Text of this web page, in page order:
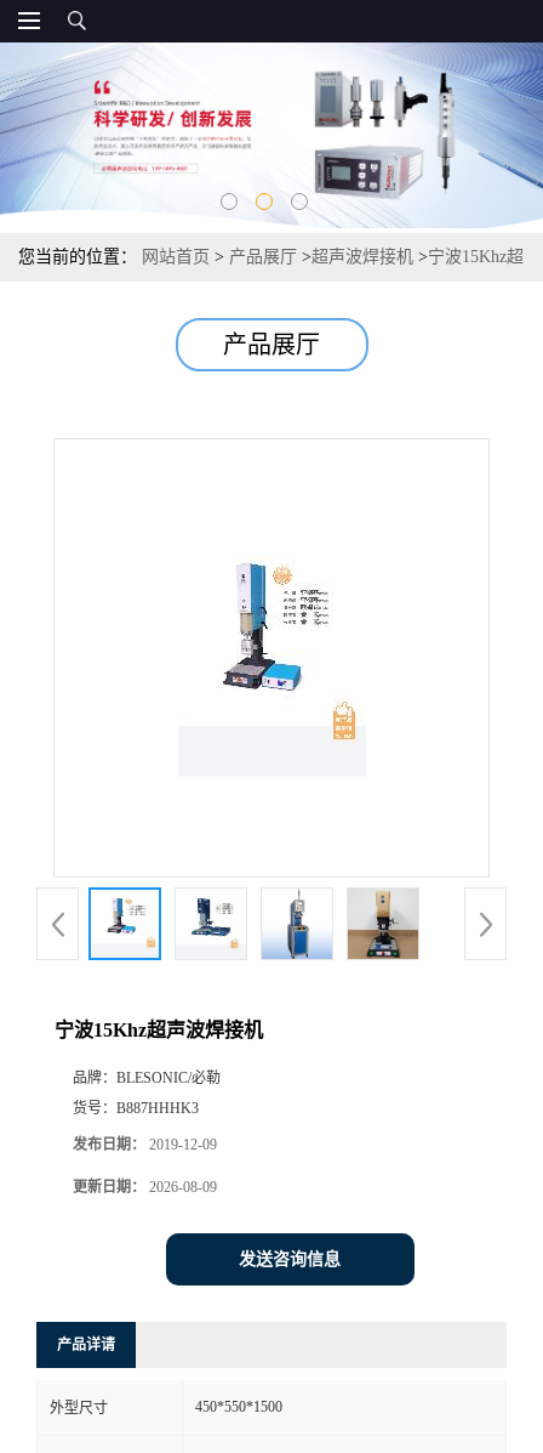
您当前的位置： 网站首页 > 产品展厅 >超声波焊接机 >宁波15Khz超
产品展厅
宁波15Khz超声波焊接机
品牌： BLESONIC/必勒
货号： B887HHHK3
发布日期： 2019-12-09
更新日期： 2026-08-09
发送咨询信息
产品详请
外型尺寸 450*550*1500